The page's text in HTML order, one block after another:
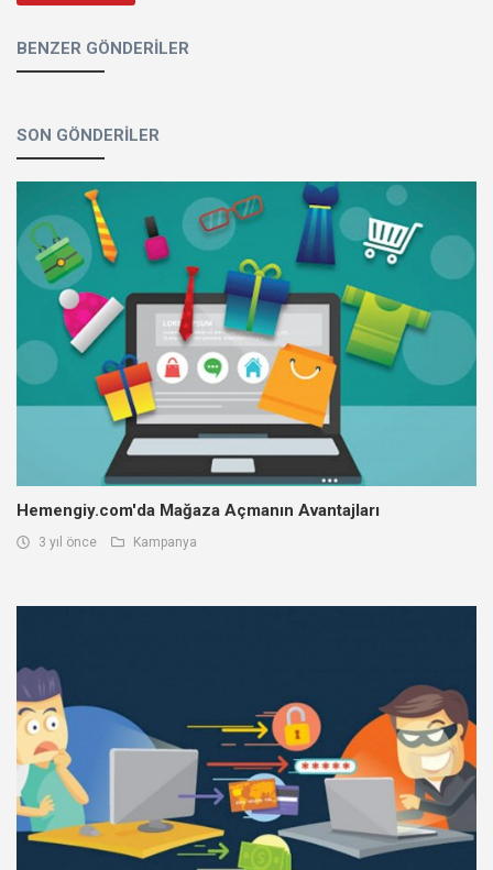
BENZER GÖNDERILER
SON GÖNDERILER
Hemengiy.com'da Mağaza Açmanın Avantajları
3 yıl önce Kampanya